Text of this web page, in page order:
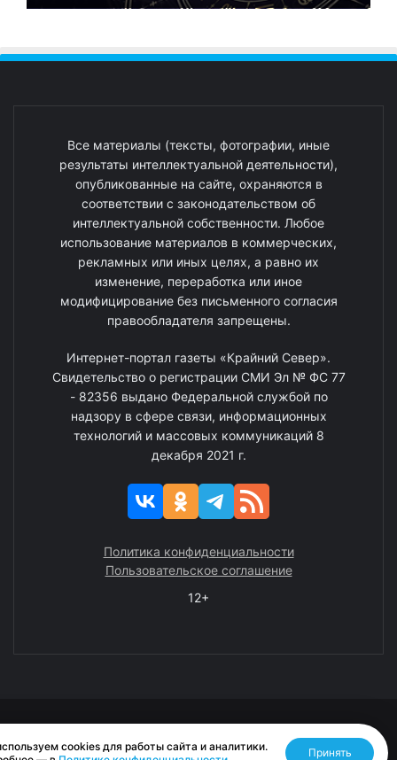
Все материалы (тексты, фотографии, иные
результаты интеллектуальной деятельности),
опубликованные на сайте, охраняются в
соответствии с законодательством об
интеллектуальной собственности. Любое
использование материалов в коммерческих,
рекламных или иных целях, а равно их
изменение, переработка или иное
модифицирование без письменного согласия
правообладателя запрещены.
Интернет-портал газеты «Крайний Север».
Свидетельство о регистрации СМИ Эл № ФС 77
- 82356 выдано Федеральной службой по
надзору в сфере связи, информационных
технологий и массовых коммуникаций 8
декабря 2021 г.
Политика конфиденциальности
Пользовательское соглашение
12+
cookies для работы сайта и аналитики.
Принять